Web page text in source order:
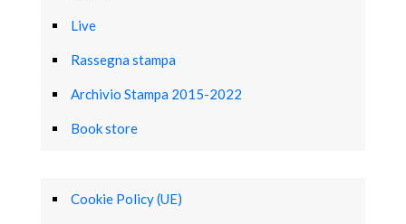
Live
Rassegna stampa
Archivio Stampa 2015-2022
Book store
Cookie Policy (UE)